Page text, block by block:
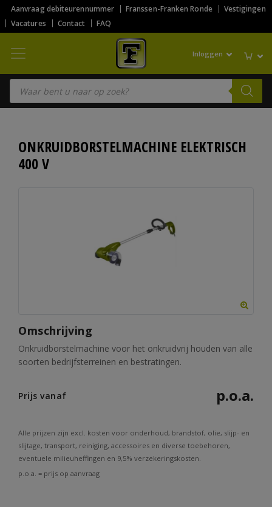
Aanvraag debiteurennummer Franssen-Franken Ronde
Vestigingen
Vacatures
Contact FAQ
Inloggen
Producten zoeken
ONKRUIDBORSTELMACHINE ELEKTRISCH
400 V
Omschrijving
Onkruidborstelmachine voor het onkruidvrij houden van alle
soorten bedrijfsterreinen en bestratingen.
Prijs vanaf p.o.a.
Alle prijzen zijn excl. kosten voor onderhoud, brandstof, olie, slijp- en
slijtage, transport, reiniging, accessoires en diverse toebehoren,
eventuele milieuheffingen en 9,5% verzekeringskosten.
p.o.a. = prijs op aanvraag